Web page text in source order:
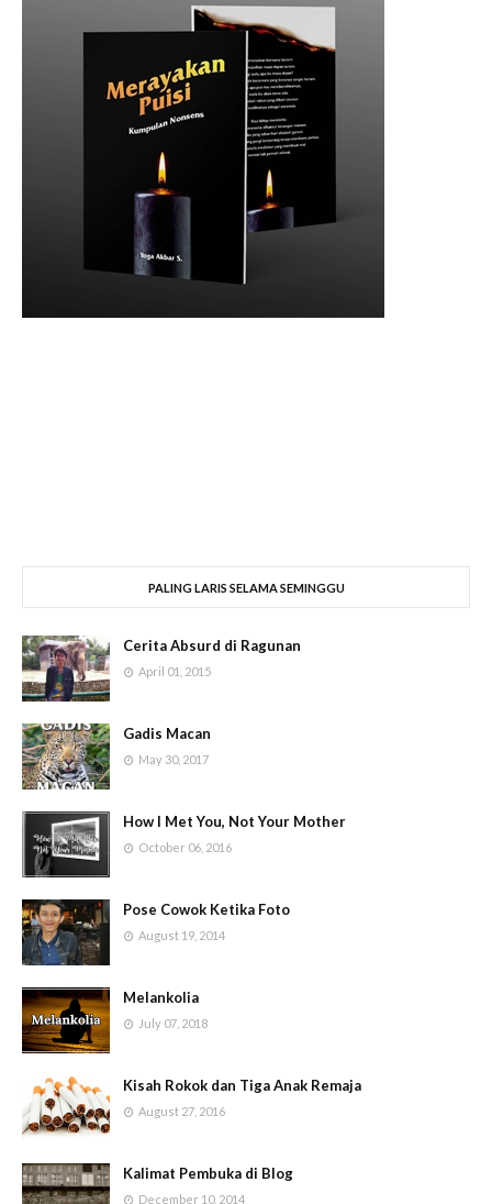
PALING LARIS SELAMA SEMINGGU
Cerita Absurd di Ragunan
April 01, 2015
Gadis Macan
May 30, 2017
How I Met You, Not Your Mother
October 06, 2016
Pose Cowok Ketika Foto
August 19, 2014
Melankolia
July 07, 2018
Kisah Rokok dan Tiga Anak Remaja
August 27, 2016
Kalimat Pembuka di Blog
December 10, 2014